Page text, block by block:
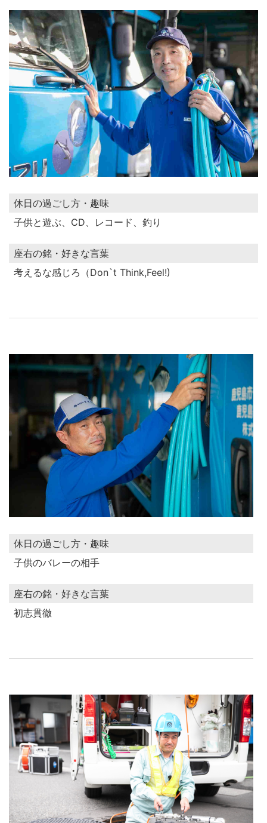
休日の過ごし方・趣味
子供と遊ぶ、CD、レコード、釣り
座右の銘・好きな言葉
考えるな感じろ（Don`t Think,Feel!)
休日の過ごし方・趣味
子供のバレーの相手
座右の銘・好きな言葉
初志貫徹